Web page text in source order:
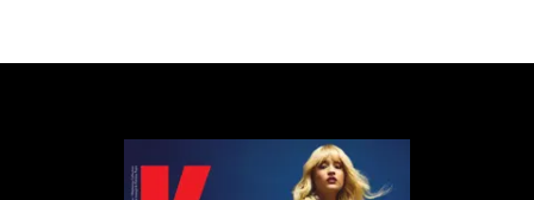
Polubiłeś hip-hop!